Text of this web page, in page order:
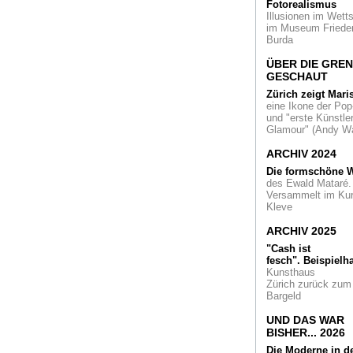
Kunsthalle
präsentiert
und internationale
Künstler
Brücken
von Boris Becker
Was lange währt
Museum
MKM in Duisburg
Kapazität
Nach Querelen"Die
Füchse" von Franz
Marc aus dem
inDüsseldorf werden
zügig restituiert
Christo & Jeanne-
Claude Paris
sein
niederrheinisches
Unternehmen liefert
Fotorealismus
Illusionen im
im Museum
Burda
ÜBER DIE
GESCHAUT
Zürich zeigt
eine Ikone der
und "erste
Glamour" (Andy
ARCHIV 2024
Die formschöne
des Ewald Mataré.
Versammelt im
Kleve
ARCHIV 2025
"Cash ist
fesch".
Kunsthaus
Zürich zurück zum
Bargeld
UND DAS WAR
BISHER... 2026
Die Moderne in